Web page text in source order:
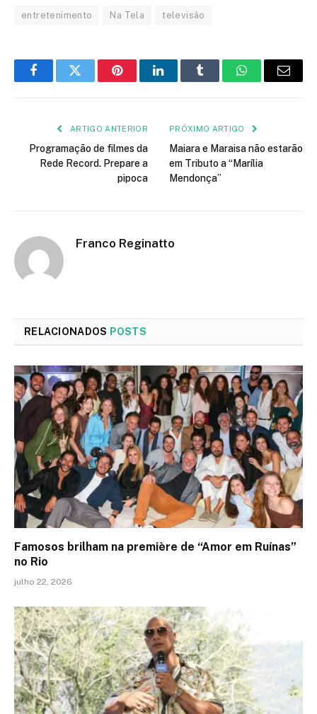
entretenimento Na Tela televisão
FacebookTwitter PinterestLinkedInTumblr WhatsApp
E-
ARTIGO ANTERIOR
Programação de filmes da
Rede Record. Prepare a
pipoca
PRÓXIMO ARTIGO
Maiara e Maraisa não estarão
em Tributo a “Marília
Mendonça”
Franco Reginatto
RELACIONADOS POSTS
Famosos brilham na première de “Amor em Ruínas”
no Rio
julho 22, 2026